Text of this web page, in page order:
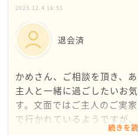
2023.12.4 16:51
退会済
かめさん、ご相談を頂き、
主人と一緒に過ごしたいお
す。文面ではご主人のご実
で行かれているようですが
続きを